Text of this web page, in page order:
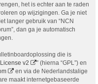
het is echter aan te raden
op wijzigingen. Ga je niet
langer gebruik van “NCN
dan ga je automatisch
die is
v2
” (hierna “GPL”) en
en via de Nederlandstalige
maakt internetgebaseerde